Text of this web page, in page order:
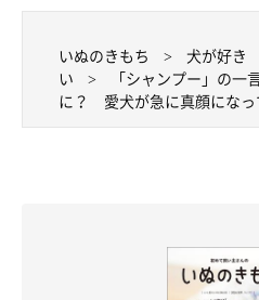
いぬのきもち 犬が好き
い
「シャンプー」の
に？ 愛犬が急に真顔になっ